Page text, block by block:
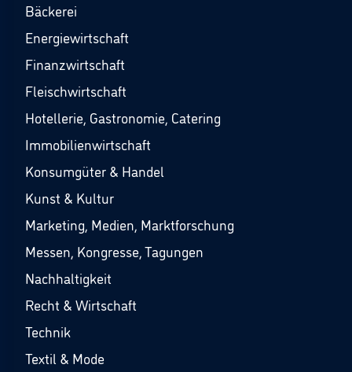
Bäckerei
Energiewirtschaft
Finanzwirtschaft
Fleischwirtschaft
Hotellerie, Gastronomie, Catering
Immobilienwirtschaft
Konsumgüter & Handel
Kunst & Kultur
Marketing, Medien, Marktforschung
Messen, Kongresse, Tagungen
Nachhaltigkeit
Recht & Wirtschaft
Technik
Textil & Mode